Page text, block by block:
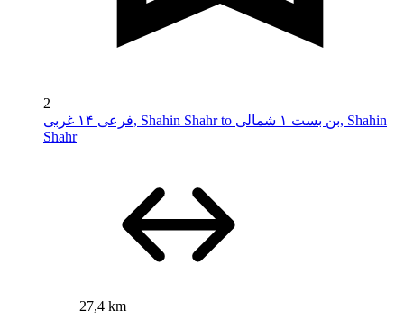
2
فرعی ۱۴ غربی, Shahin Shahr to بن بست ۱ شمالی, Shahin
Shahr
27,4 km